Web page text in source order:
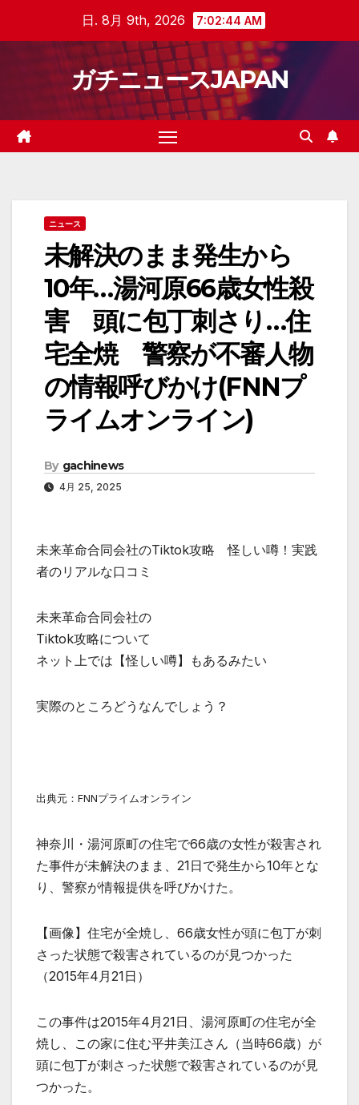
日. 8月 9th, 2026 7:02:44 AM
ガチニュースJAPAN
ニュース
未解決のまま発生から
10年…湯河原66歳女性殺
害 頭に包丁刺さり…住
宅全焼 警察が不審人物
の情報呼びかけ(FNNプ
ライムオンライン)
By gachinews
4月 25, 2025
未来革命合同会社のTiktok攻略 怪しい噂！実践
者のリアルな口コミ
未来革命合同会社の
Tiktok攻略について
ネット上では【怪しい噂】もあるみたい
実際のところどうなんでしょう？
出典元：FNNプライムオンライン
神奈川・湯河原町の住宅で66歳の女性が殺害され
た事件が未解決のまま、21日で発生から10年とな
り、警察が情報提供を呼びかけた。
【画像】住宅が全焼し、66歳女性が頭に包丁が刺
さった状態で殺害されているのが見つかった
（2015年4月21日）
この事件は2015年4月21日、湯河原町の住宅が全
焼し、この家に住む平井美江さん（当時66歳）が
頭に包丁が刺さった状態で殺害されているのが見
つかった。